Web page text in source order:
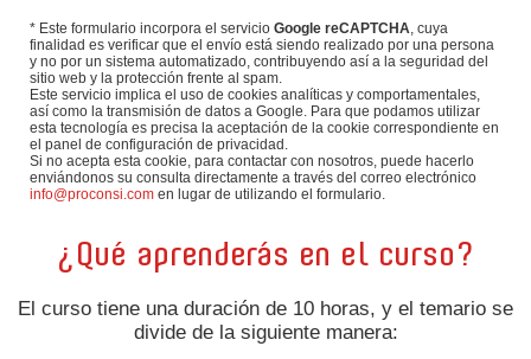
* Este formulario incorpora el servicio Google reCAPTCHA, cuya
finalidad es verificar que el envío está siendo realizado por una persona
y no por un sistema automatizado, contribuyendo así a la seguridad del
sitio web y la protección frente al spam.
Este servicio implica el uso de cookies analíticas y comportamentales,
así como la transmisión de datos a Google. Para que podamos utilizar
esta tecnología es precisa la aceptación de la cookie correspondiente en
el panel de configuración de privacidad.
Si no acepta esta cookie, para contactar con nosotros, puede hacerlo
enviándonos su consulta directamente a través del correo electrónico
info@proconsi.com en lugar de utilizando el formulario.
¿Qué aprenderás en el curso?
El curso tiene una duración de 10 horas, y el temario se
divide de la siguiente manera: